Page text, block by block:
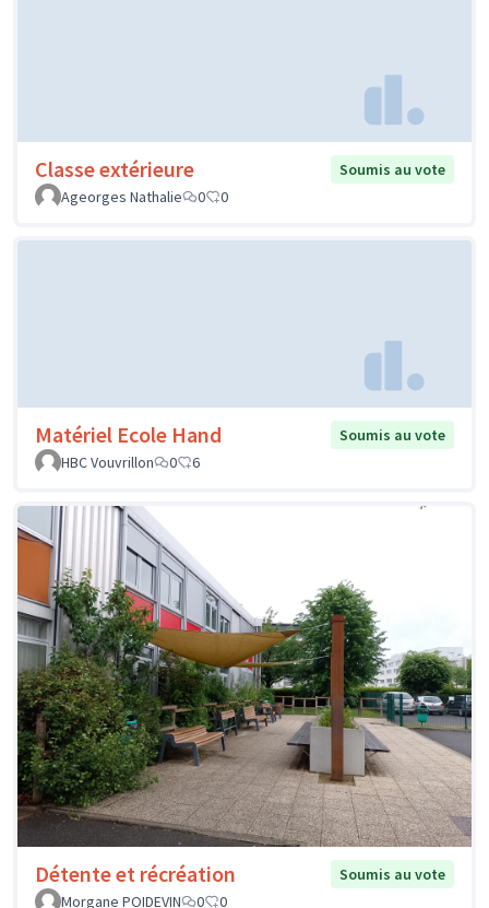
Classe extérieure
Soumis au vote
Ageorges Nathalie
0 0
Matériel Ecole Hand
Soumis au vote
HBC Vouvrillon
0 6
Détente et récréation
Soumis au vote
Morgane POIDEVIN
0 0